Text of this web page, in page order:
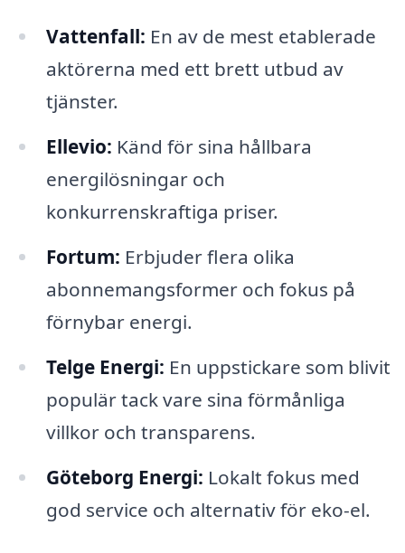
Vattenfall: En av de mest etablerade
aktörerna med ett brett utbud av
tjänster.
Ellevio: Känd för sina hållbara
energilösningar och
konkurrenskraftiga priser.
Fortum: Erbjuder flera olika
abonnemangsformer och fokus på
förnybar energi.
Telge Energi: En uppstickare som blivit
populär tack vare sina förmånliga
villkor och transparens.
Göteborg Energi: Lokalt fokus med
god service och alternativ för eko-el.